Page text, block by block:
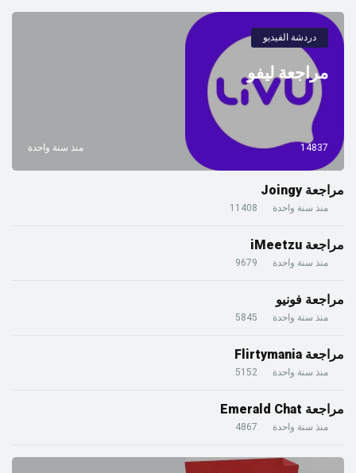
دردشة الفيديو
مراجعة ليفو
منذ سنة واحدة 14837
مراجعة Joingy
منذ سنة واحدة 11408
مراجعة iMeetzu
منذ سنة واحدة 9679
مراجعة فونيو
منذ سنة واحدة 5845
مراجعة Flirtymania
منذ سنة واحدة 5152
مراجعة Emerald Chat
منذ سنة واحدة 4867